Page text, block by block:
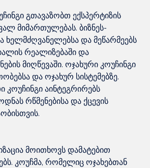
გთავაზობთ ექსპერტიზის
მიმართულებას. ბიზნეს-
ხელმძღვანელებსა და მეწარმეებს
რეალიზებაში და
მიღწევაში. ოჯახური კოუჩინგი
და ოჯახურ სისტემებზე.
კოუჩინგი აინტეგრირებს
რწმენებისა და ქცევის
მოითხოვს დამატებით
კოუჩმა, რომელიც ოჯახებთან